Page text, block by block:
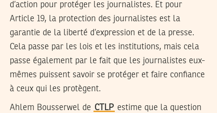
d’action pour protéger les journalistes. Et pour
Article 19, la protection des journalistes est la
garantie de la liberté d’expression et de la presse.
Cela passe par les lois et les institutions, mais cela
passe également par le fait que les journalistes eux-
mêmes puissent savoir se protéger et faire confiance
à ceux qui les protègent.
Ahlem Bousserwel de CTLP estime que la question